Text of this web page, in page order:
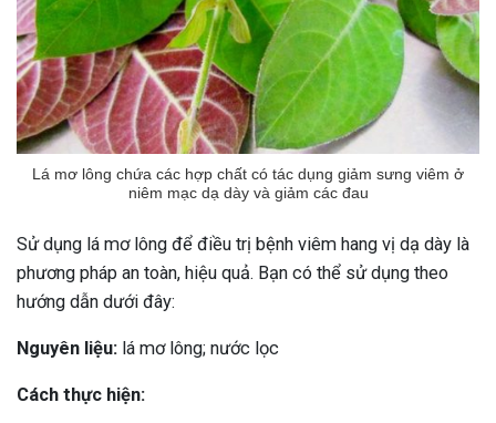
Lá mơ lông chứa các hợp chất có tác dụng giảm sưng viêm ở
niêm mạc dạ dày và giảm các đau
Sử dụng lá mơ lông để điều trị bệnh viêm hang vị dạ dày là
phương pháp an toàn, hiệu quả. Bạn có thể sử dụng theo
hướng dẫn dưới đây:
Nguyên liệu: lá mơ lông; nước lọc
Cách thực hiện: